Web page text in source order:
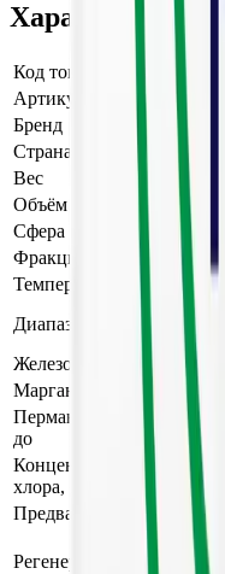
Характеристики
Код товара
Артикул
Бренд
Страна производства
Вес
Объём
Сфера применения
Фракция
Температура, до
Диапазон pH
Железо общее
Марганец
Перманганатная
до
Концентрация свободного
хлора, до
Предварительное
Регенерация